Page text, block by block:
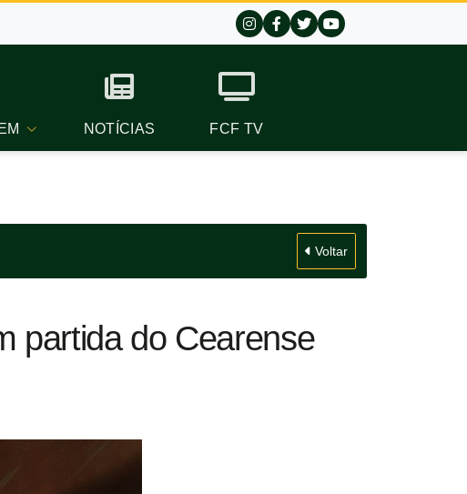
NOTÍCIAS FCF TV
Voltar
partida do Cearense